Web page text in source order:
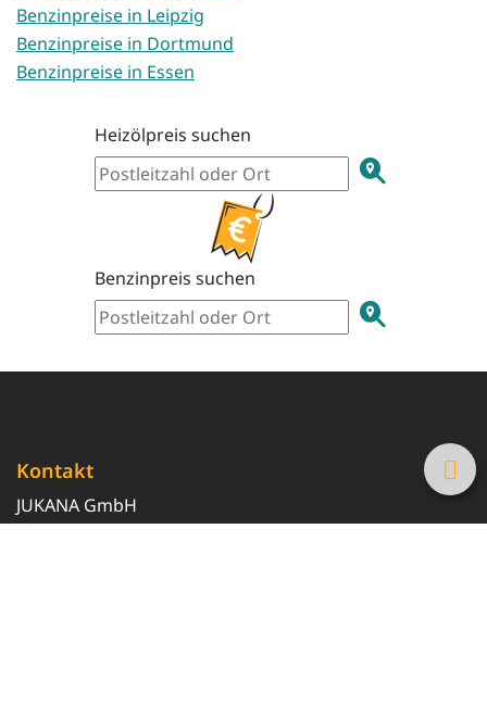
Benzinpreise in Leipzig
Benzinpreise in Dortmund
Benzinpreise in Essen
Heizölpreis suchen
Benzinpreis suchen
Kontakt
JUKANA GmbH